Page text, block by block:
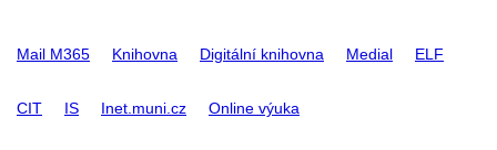
Mail M365 Knihovna Digitální knihovna Medial ELF
CIT IS Inet.muni.cz Online výuka